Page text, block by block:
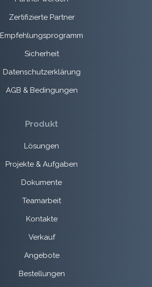
Zertifizierte Partner
Empfehlungsprogramm
Sicherheit
Datenschutzerklärung
AGB & Bedingungen
Produkt
Lösungen
Projekte & Aufgaben
Dokumente
Teamarbeit
Kontakte
Verkauf
Angebote
Bestellungen